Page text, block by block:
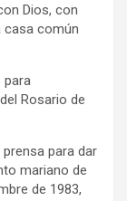
Dios, con
común
para
Rosario de
para dar
mariano de
de 1983,